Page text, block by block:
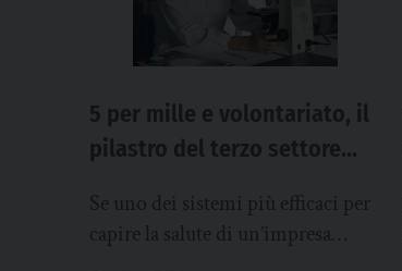
5 per mille e volontariato, il
pilastro del terzo settore
Se uno dei sistemi più efficaci per
capire la salute di un’impresa